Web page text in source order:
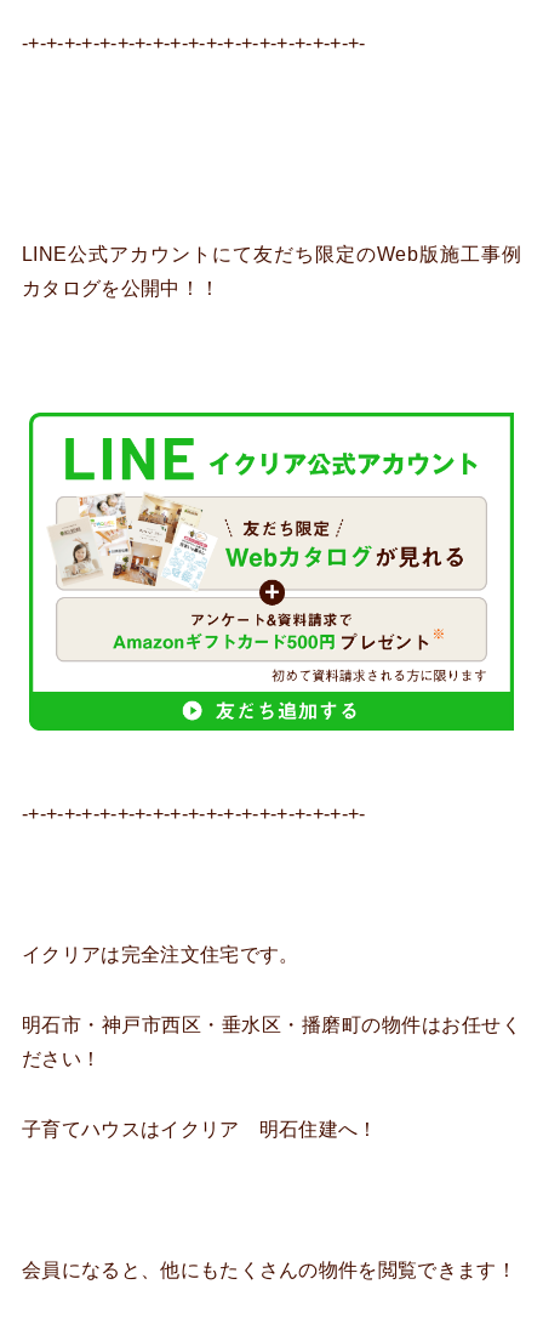
-+-+-+-+-+-+-+-+-+-+-+-+-+-+-+-+-+-+-+-
LINE公式アカウントにて友だち限定のWeb版施工事例
カタログを公開中！！
-+-+-+-+-+-+-+-+-+-+-+-+-+-+-+-+-+-+-+-
イクリアは完全注文住宅です。
明石市・神戸市西区・垂水区・播磨町の物件はお任せく
ださい！
子育てハウスはイクリア 明石住建へ！
会員になると、他にもたくさんの物件を閲覧できます！